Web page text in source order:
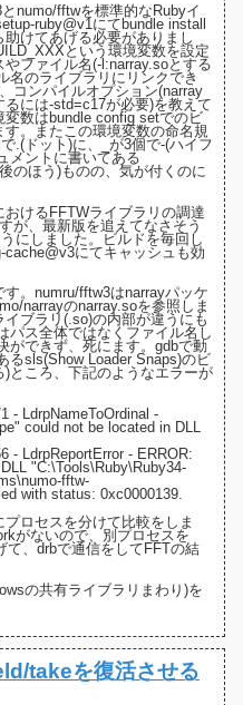
numo/fftwを標準的なRubyイ
ruby@v1にてbundle install
けてあげる必要がありまし
という環境変数を設定
ファイル名(-l:narray.soとする
名のライブラリにリンクでき
コンパイルオプション(narray
には-std=c17が必要)を教えて
変数は bundle config setでのビ
。またこの環境変数の命名規
.(ドット)に、_が3個で-(ハイフ
メントに書いてある
のほう)ものの、気が付くのに
けるFFTWライブラリの調達
が、最新版を追えてなさそう
にしました。ビルドを毎回し
にてキャッシュ も効
。numru/fftw3はnarrayパッケ
narrayのnarray.soを参照しま
ブラリ(.so)の内部が違うにも
パス全体ではなくファイル名し
ができず、死にます。gdbで動
るsls(Show Loader Snaps)のビ
)ところ、下記のようなエラーが
- LdrpNameToOrdinal -
could not be located in DLL
- LdrpReportError - ERROR:
"C:\Tools\Ruby\Ruby34-
fftw-
with status: 0xc0000139.
ロセスを分けて比較をしま
がないので、別プロセスを
て、drbで通信をしてFFTの結
の共有ライブラリまわり)を
takeを復活させる